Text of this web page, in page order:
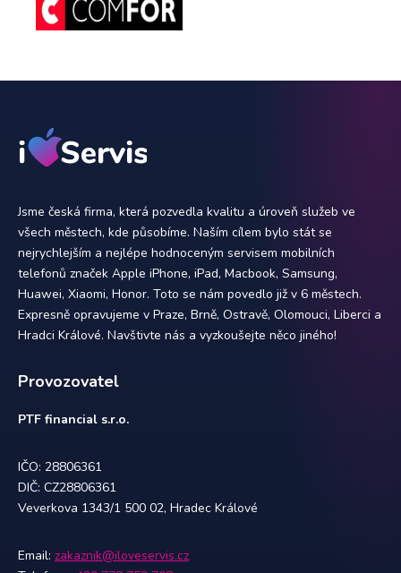
Jsme česká firma, která pozvedla kvalitu a úroveň služeb ve
všech městech, kde působíme. Naším cílem bylo stát se
nejrychlejším a nejlépe hodnoceným servisem mobilních
telefonů značek Apple iPhone, iPad, Macbook, Samsung,
Huawei, Xiaomi, Honor. Toto se nám povedlo již v 6 městech.
Expresně opravujeme v Praze, Brně, Ostravě, Olomouci, Liberci a
Hradci Králové. Navštivte nás a vyzkoušejte něco jiného!
Provozovatel
PTF financial s.r.o.
IČO: 28806361
DIČ: CZ28806361
Veverkova 1343/1 500 02, Hradec Králové
Email: zakaznik@iloveservis.cz